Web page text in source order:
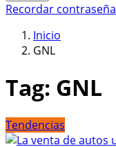
Recordar contraseña
Inicio
GNL
Tag: GNL
Tendencias